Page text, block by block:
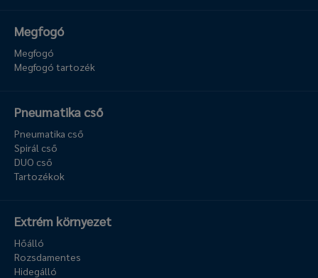
Megfogó
Megfogó
Megfogó tartozék
Pneumatika cső
Pneumatika cső
Spirál cső
DUO cső
Tartozékok
Extrém környezet
Hőálló
Rozsdamentes
Hidegálló